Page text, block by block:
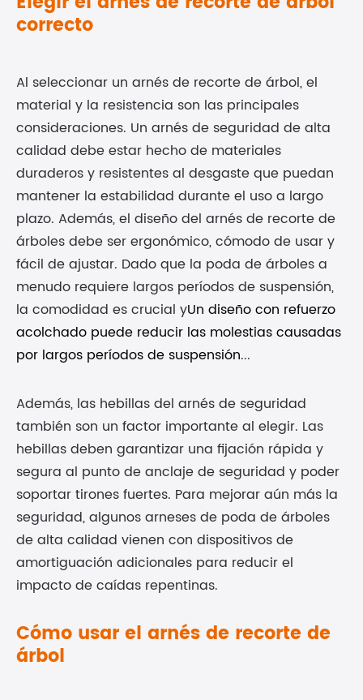
correcto
Al seleccionar un arnés de recorte de árbol, el
material y la resistencia son las principales
consideraciones. Un arnés de seguridad de alta
calidad debe estar hecho de materiales
duraderos y resistentes al desgaste que puedan
mantener la estabilidad durante el uso a largo
plazo. Además, el diseño del arnés de recorte de
árboles debe ser ergonómico, cómodo de usar y
fácil de ajustar. Dado que la poda de árboles a
menudo requiere largos períodos de suspensión,
la comodidad es crucial yUn diseño con refuerzo
acolchado puede reducir las molestias causadas
por largos períodos de suspensión...
Además, las hebillas del arnés de seguridad
también son un factor importante al elegir. Las
hebillas deben garantizar una fijación rápida y
segura al punto de anclaje de seguridad y poder
soportar tirones fuertes. Para mejorar aún más la
seguridad, algunos arneses de poda de árboles
de alta calidad vienen con dispositivos de
amortiguación adicionales para reducir el
impacto de caídas repentinas.
Cómo usar el arnés de recorte de
árbol